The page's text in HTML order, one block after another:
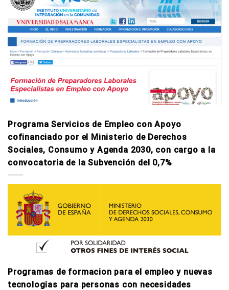
Programa Servicios de Empleo con Apoyo
cofinanciado por el Ministerio de Derechos
Sociales, Consumo y Agenda 2030, con cargo a la
convocatoria de la Subvención del 0,7%
Programas de formacion para el empleo y nuevas
tecnologi­as para personas con necesidades